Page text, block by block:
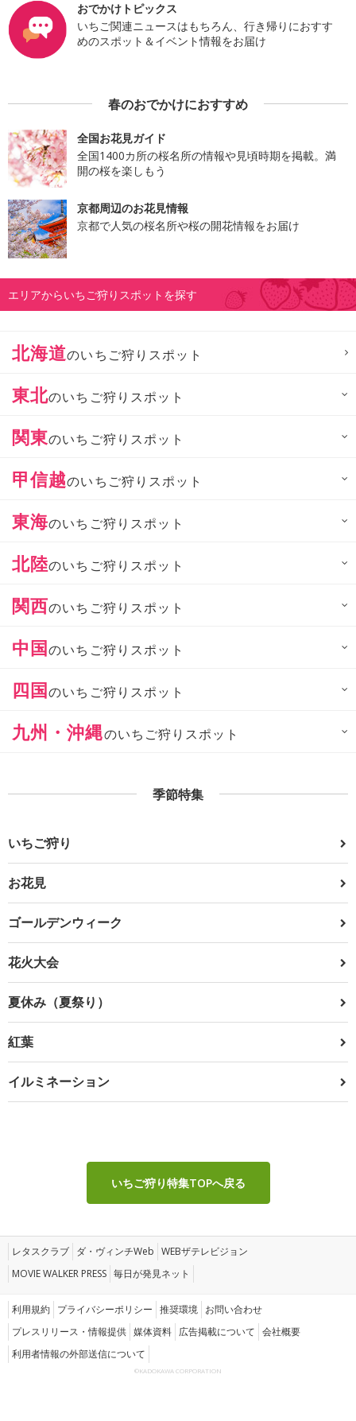
おでかけトピックス
いちご関連ニュースはもちろん、行き帰りにおすす
めのスポット＆イベント情報をお届け
春のおでかけにおすすめ
全国お花見ガイド
全国1400カ所の桜名所の情報や見頃時期を掲載。満
開の桜を楽しもう
京都周辺のお花見情報
京都で人気の桜名所や桜の開花情報をお届け
エリアからいちご狩りスポットを探す
北海道のいちご狩りスポット
東北のいちご狩りスポット
関東のいちご狩りスポット
甲信越のいちご狩りスポット
東海のいちご狩りスポット
北陸のいちご狩りスポット
関西のいちご狩りスポット
中国のいちご狩りスポット
四国のいちご狩りスポット
九州・沖縄のいちご狩りスポット
季節特集
いちご狩り
お花見
ゴールデンウィーク
花火大会
夏休み（夏祭り）
紅葉
イルミネーション
いちご狩り特集TOPへ戻る
レタスクラブ ダ・ヴィンチWeb WEBザテレビジョン
MOVIE WALKER PRESS 毎日が発見ネット
利用規約 プライバシーポリシー 推奨環境 お問い合わせ
プレスリリース・情報提供 媒体資料 広告掲載について 会社概要
利用者情報の外部送信について
©KADOKAWA CORPORATION